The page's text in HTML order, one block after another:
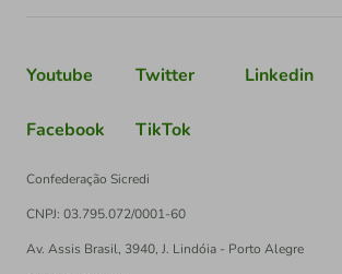
Youtube Twitter Linkedin
Facebook TikTok
Confederação Sicredi
CNPJ: 03.795.072/0001-60
Av. Assis Brasil, 3940, J. Lindóia - Porto Alegre